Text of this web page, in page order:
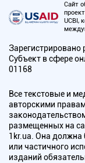
Сайт
UCBI,
Субъект в сфере
01168
Все текстовые и
авторскими
размещенных на
1kr.ua. Она должна
или частичного
изданий